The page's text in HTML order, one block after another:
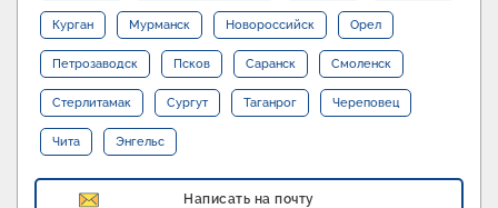
Курган Мурманск Новороссийск Орел
Петрозаводск Псков Саранск Смоленск
Стерлитамак Сургут Таганрог Череповец
Чита Энгельс
Написать на почту